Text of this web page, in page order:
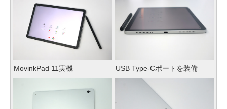
MovinkPad 11実機 USB Type-Cポートを装備